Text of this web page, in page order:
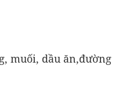
muối, dầu ăn,đường